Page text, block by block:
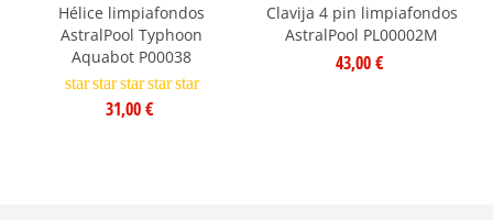
Hélice limpiafondos
AstralPool Typhoon
Aquabot P00038
star star star star star
31,00 €
Clavija 4 pin limpiafondos
AstralPool PL00002M
43,00 €